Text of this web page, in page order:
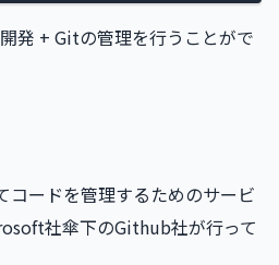
発 + Gitの管理を行うことがで
ードを管理するためのサービ
社傘下のGithub社が行って